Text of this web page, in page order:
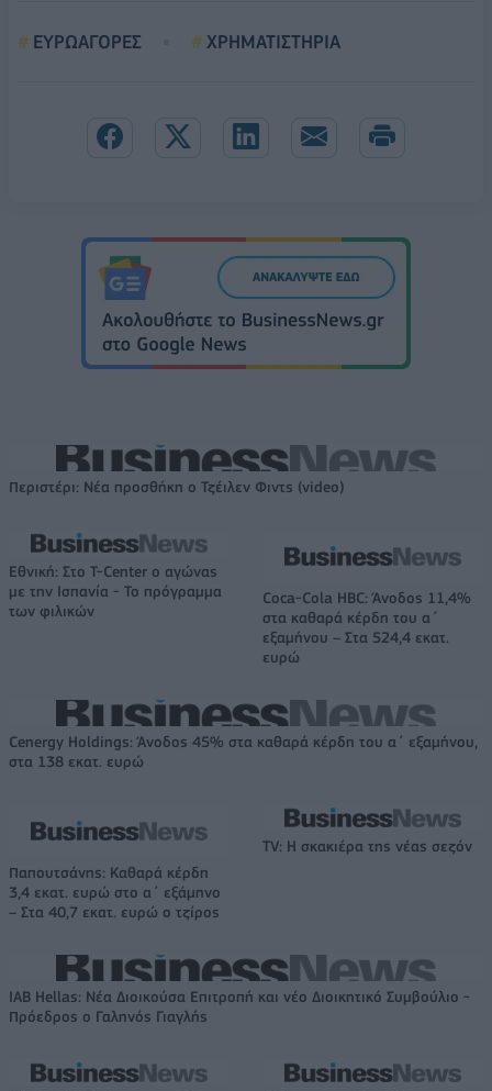
ΕΥΡΩΑΓΟΡΕΣ ΧΡΗΜΑΤΙΣΤΗΡΙΑ
Περιστέρι: Νέα προσθήκη ο Τζέιλεν Φιντς (video)
Εθνική: Στο T-Center ο αγώνας
με την Ισπανία - Το πρόγραμμα
των φιλικών
Coca-Cola HBC: Άνοδος 11,4%
στα καθαρά κέρδη του α΄
εξαμήνου – Στα 524,4 εκατ.
ευρώ
Cenergy Holdings: Άνοδος 45% στα καθαρά κέρδη του α΄ εξαμήνου,
στα 138 εκατ. ευρώ
Παπουτσάνης: Καθαρά κέρδη
3,4 εκατ. ευρώ στο α΄ εξάμηνο
– Στα 40,7 εκατ. ευρώ ο τζίρος
TV: Η σκακιέρα της νέας σεζόν
IAB Hellas: Νέα Διοικούσα Επιτροπή και νέο Διοικητικό Συμβούλιο -
Πρόεδρος ο Γαληνός Γιαγλής